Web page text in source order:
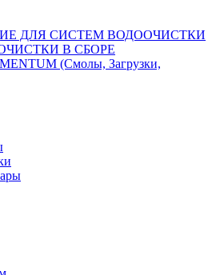
ДЛЯ СИСТЕМ ВОДООЧИСТКИ
В СБОРЕ
(Смолы, Загрузки,